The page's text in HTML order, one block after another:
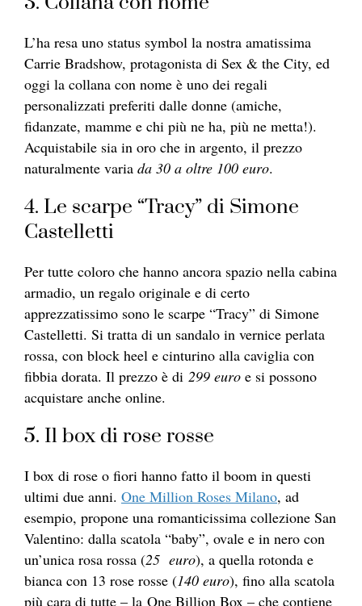
L’ha resa uno status symbol la nostra amatissima
Carrie Bradshow, protagonista di Sex & the City, ed
oggi la collana con nome è uno dei regali
personalizzati preferiti dalle donne (amiche,
fidanzate, mamme e chi più ne ha, più ne metta!).
Acquistabile sia in oro che in argento, il prezzo
naturalmente varia da 30 a oltre 100 euro.
4. Le scarpe “Tracy” di Simone
Castelletti
Per tutte coloro che hanno ancora spazio nella cabina
armadio, un regalo originale e di certo
apprezzatissimo sono le scarpe “Tracy” di Simone
Castelletti. Si tratta di un sandalo in vernice perlata
rossa, con block heel e cinturino alla caviglia con
fibbia dorata. Il prezzo è di 299 euro e si possono
acquistare anche online.
5. Il box di rose rosse
I box di rose o fiori hanno fatto il boom in questi
ultimi due anni. One Million Roses Milano, ad
esempio, propone una romanticissima collezione San
Valentino: dalla scatola “baby”, ovale e in nero con
un’unica rosa rossa (25 euro), a quella rotonda e
bianca con 13 rose rosse (140 euro), fino alla scatola
più cara di tutte – la One Billion Box – che contiene